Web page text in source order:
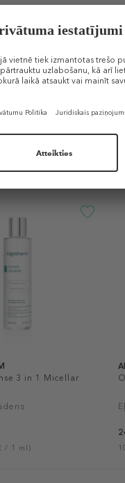
tests ar 32
testi ar 32
3 in 1 Micellar
/ 1 ml)